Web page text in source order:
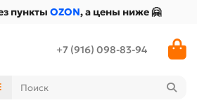
пункты OZON, а цены ниже 🤗
+7 (916) 098-83-94